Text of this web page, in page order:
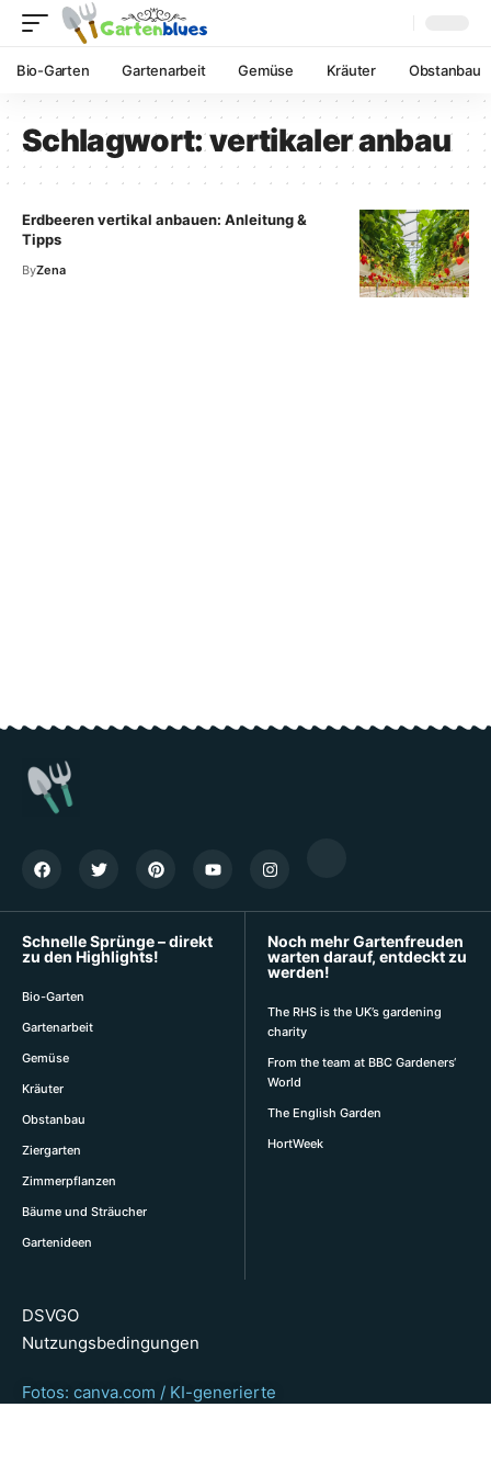
Bio-Garten Gartenarbeit Gemüse Kräuter Obstanbau
Schlagwort:vertikaler anbau
Erdbeeren vertikal anbauen: Anleitung &
Tipps
ByZena
Schnelle Sprünge – direkt
zu den Highlights!
Bio-Garten
Gartenarbeit
Gemüse
Kräuter
Obstanbau
Ziergarten
Zimmerpflanzen
Bäume und Sträucher
Gartenideen
Noch mehr Gartenfreuden
warten darauf, entdeckt zu
werden!
The RHS is the UK’s gardening
charity
From the team at BBC Gardeners‘
World
The English Garden
HortWeek
DSVGO
Nutzungsbedingungen
Fotos: canva.com / KI-generierte